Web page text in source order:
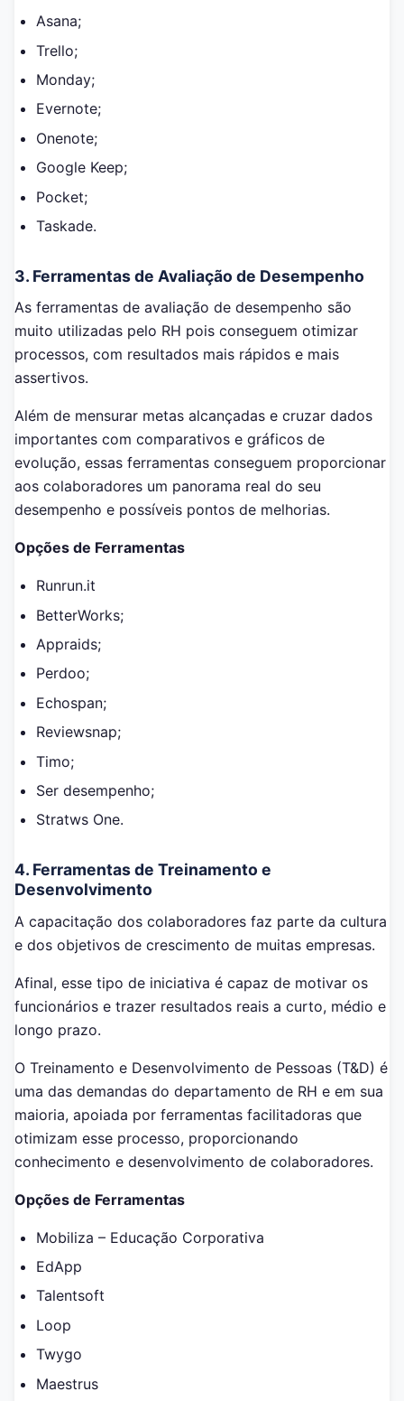
Asana;
Trello;
Monday;
Evernote;
Onenote;
Google Keep;
Pocket;
Taskade.
3. Ferramentas de Avaliação de Desempenho
As ferramentas de avaliação de desempenho são
muito utilizadas pelo RH pois conseguem otimizar
processos, com resultados mais rápidos e mais
assertivos.
Além de mensurar metas alcançadas e cruzar dados
importantes com comparativos e gráficos de
evolução, essas ferramentas conseguem proporcionar
aos colaboradores um panorama real do seu
desempenho e possíveis pontos de melhorias.
Opções de Ferramentas
Runrun.it
BetterWorks;
Appraids;
Perdoo;
Echospan;
Reviewsnap;
Timo;
Ser desempenho;
Stratws One.
4. Ferramentas de Treinamento e
Desenvolvimento
A capacitação dos colaboradores faz parte da cultura
e dos objetivos de crescimento de muitas empresas.
Afinal, esse tipo de iniciativa é capaz de motivar os
funcionários e trazer resultados reais a curto, médio e
longo prazo.
O Treinamento e Desenvolvimento de Pessoas (T&D) é
uma das demandas do departamento de RH e em sua
maioria, apoiada por ferramentas facilitadoras que
otimizam esse processo, proporcionando
conhecimento e desenvolvimento de colaboradores.
Opções de Ferramentas
Mobiliza – Educação Corporativa
EdApp
Talentsoft
Loop
Twygo
Maestrus